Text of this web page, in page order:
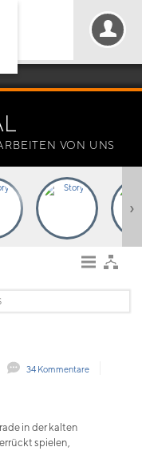
VON UNS
›
34 Kommentare
in der kalten
spielen,